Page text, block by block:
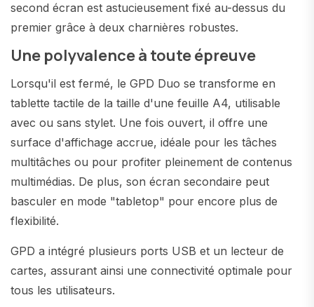
second écran est astucieusement fixé au-dessus du
premier grâce à deux charnières robustes.
Une polyvalence à toute épreuve
Lorsqu'il est fermé, le GPD Duo se transforme en
tablette tactile de la taille d'une feuille A4, utilisable
avec ou sans stylet. Une fois ouvert, il offre une
surface d'affichage accrue, idéale pour les tâches
multitâches ou pour profiter pleinement de contenus
multimédias. De plus, son écran secondaire peut
basculer en mode "tabletop" pour encore plus de
flexibilité.
GPD a intégré plusieurs ports USB et un lecteur de
cartes, assurant ainsi une connectivité optimale pour
tous les utilisateurs.